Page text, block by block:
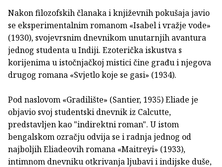
Nakon filozofskih članaka i književnih pokušaja javio
se eksperimentalnim romanom «Isabel i vražje vode»
(1930), svojevrsnim dnevnikom unutarnjih avantura
jednog studenta u Indiji. Ezoterička iskustva s
korijenima u istočnjačkoj mistici čine građu i njegova
drugog romana «Svjetlo koje se gasi» (1934).
Pod naslovom «Gradilište» (Santier, 1935) Eliade je
objavio svoj studentski dnevnik iz Calcutte,
predstavljen kao "indirektni roman". U istom
bengalskom ozračju odvija se i radnja jednog od
najboljih Eliadeovih romana «Maitreyi» (1933),
intimnom dnevniku otkrivanja ljubavi i indijske duše,